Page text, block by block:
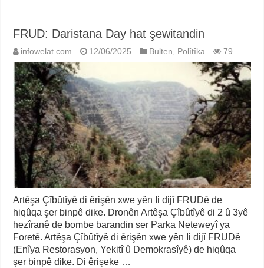
FRUD: Daristana Day hat şewitandin
infowelat.com 12/06/2025 Bulten Polîtîka 79
Artêşa Çîbûtîyê di êrişên xwe yên Ii dijî FRUDê de
hiqûqa şer binpê dike. Dronên Artêşa Çîbûtîyê di 2 û 3yê
hezîranê de bombe barandin ser Parka Neteweyî ya
Foretê. Artêşa Çîbûtîyê di êrişên xwe yên Ii dijî FRUDê
(Enîya Restorasyon, Yekitî û Demokrasîyê) de hiqûqa
şer binpê dike. Di êrişeke …